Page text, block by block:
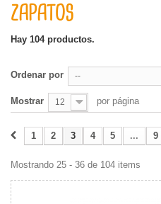
ZAPATOS
Hay 104 productos.
Ordenar por --
Mostrar 12 por página
1 2 3 4 5 ... 9
Mostrando 25 - 36 de 104 items